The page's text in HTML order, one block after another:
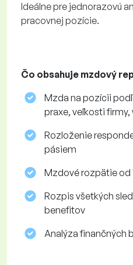
Ideálne pre jednorazovú
pracovnej pozície.
Čo obsahuje mzdový
Mzda na pozícii
praxe, veľkosti firmy,
Rozloženie
pásiem
Mzdové rozpätie od
Rozpis všetkých
benefitov
Analýza finančných